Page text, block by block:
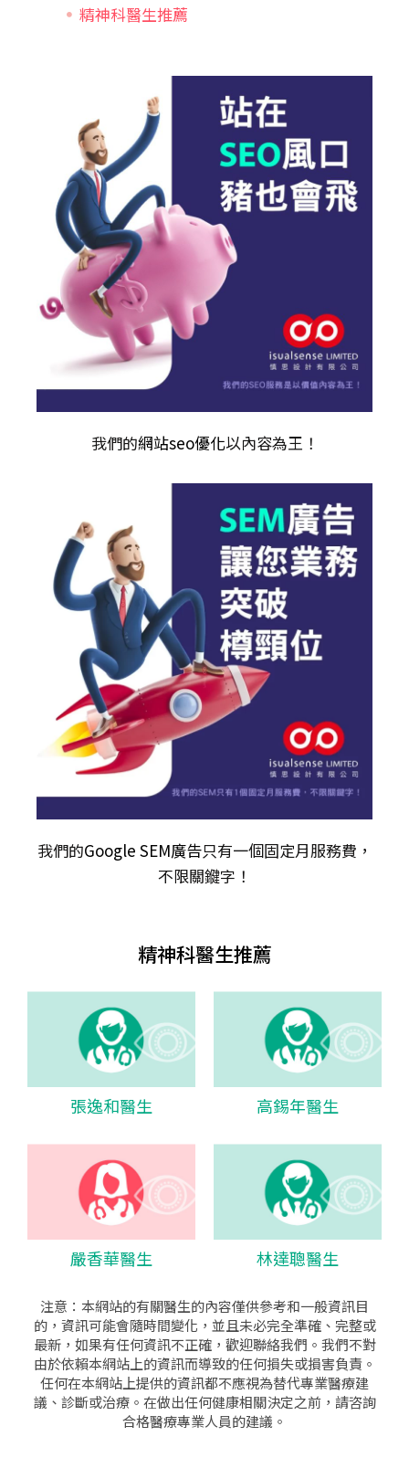
精神科醫生推薦
我們的網站seo優化以內容為王！
我們的Google SEM廣告只有一個固定月服務費，
不限關𨫡字！
精神科醫生推薦
張逸和醫生 高錫年醫生
嚴香華醫生 林達聰醫生
注意：本網站的有關醫生的內容僅供參考和一般資訊目
的，資訊可能會隨時間變化，並且未必完全準確、完整或
最新，如果有任何資訊不正確，歡迎聯絡我們。我們不對
由於依賴本網站上的資訊而導致的任何損失或損害負責。
任何在本網站上提供的資訊都不應視為替代專業醫療建
議、診斷或治療。在做出任何健康相關決定之前，請咨詢
合格醫療專業人員的建議。